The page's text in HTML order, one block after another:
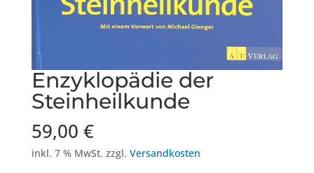
Enzyklopädie der
Steinheilkunde
59,00 €
inkl. 7 % MwSt. zzgl. Versandkosten